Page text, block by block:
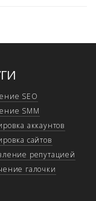
SEO
SMM
аккаунтов
сайтов
репутацией
галочки